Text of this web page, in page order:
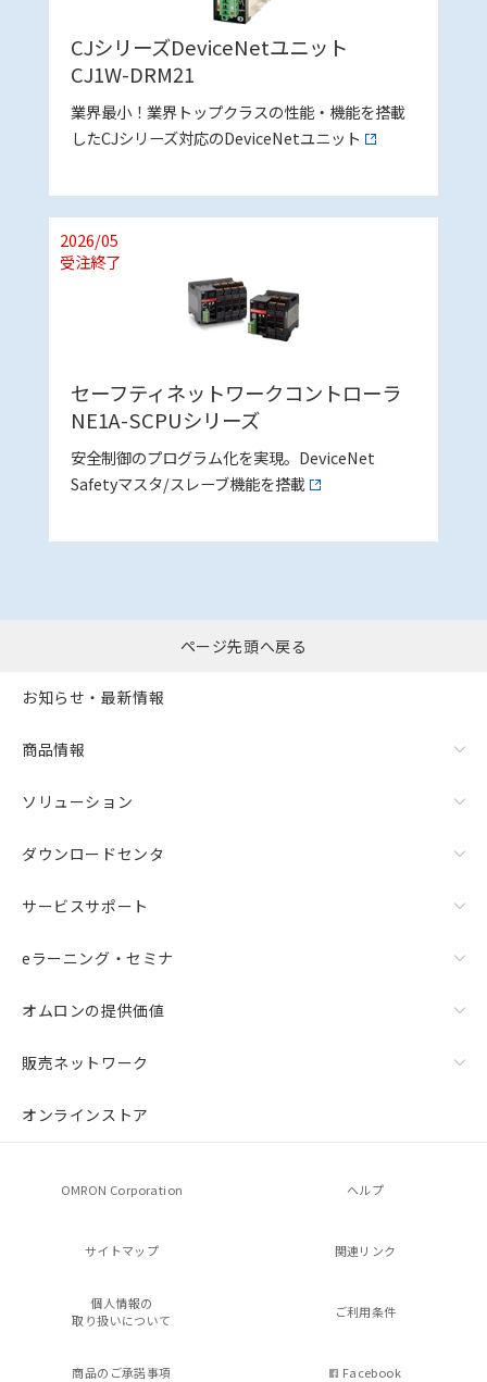
CJシリーズDeviceNetユニット
CJ1W-DRM21
業界最小！業界トップクラスの性能・機能を搭載
したCJシリーズ対応のDeviceNetユニット
セーフティネットワークコントローラ
NE1A-SCPUシリーズ
2026/05
受注終了
安全制御のプログラム化を実現。DeviceNet
Safetyマスタ/スレーブ機能を搭載
ページ先頭へ戻る
お知らせ・最新情報
商品情報
ソリューション
ダウンロードセンタ
サービスサポート
eラーニング・セミナ
オムロンの提供価値
販売ネットワーク
オンラインストア
OMRON Corporation ヘルプ
サイトマップ 関連リンク
個人情報の
取り扱いについて
ご利用条件
商品のご承諾事項 Facebook